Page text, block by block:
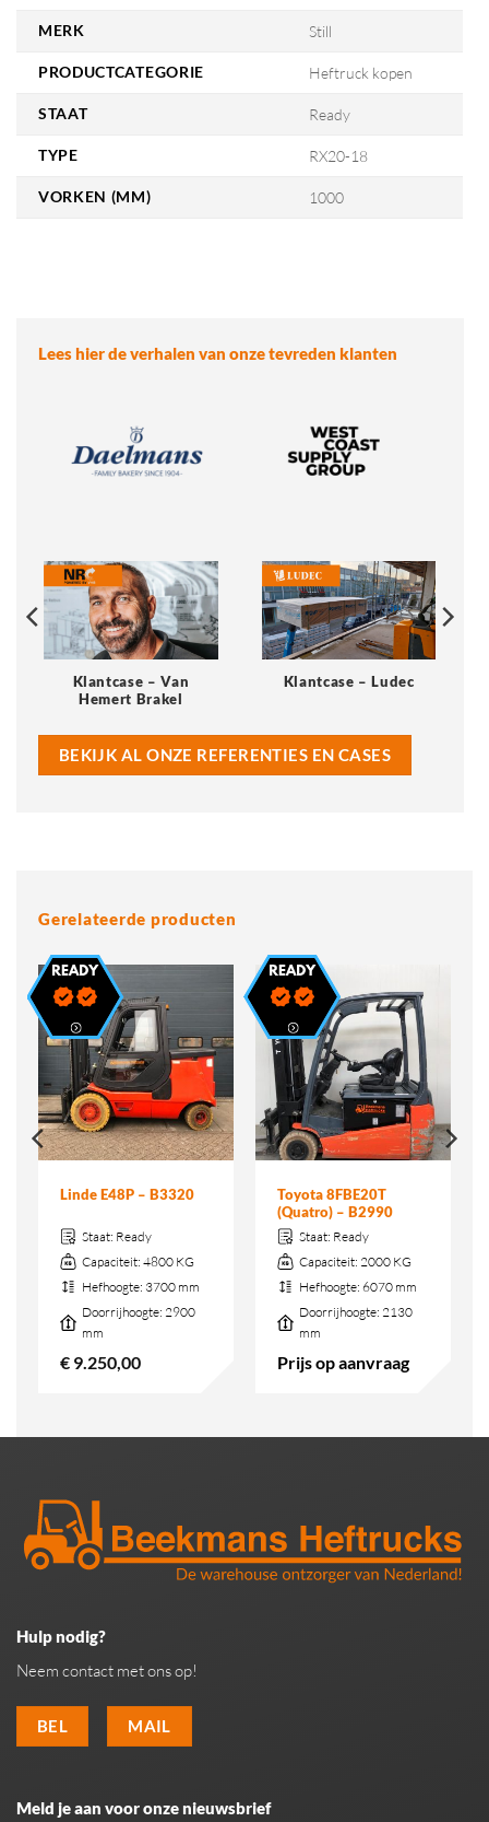
MERK Still
PRODUCTCATEGORIE Heftruck kopen
STAAT Ready
TYPE RX20-18
VORKEN (MM) 1000
Lees hier de verhalen van onze tevreden klanten
Klantcase – Van
Hemert Brakel
Klantcase – Ludec
BEKIJK AL ONZE REFERENTIES EN CASES
Gerelateerde producten
Linde E48P – B3320
Staat: Ready
Capaciteit: 4800 KG
Hefhoogte: 3700 mm
Doorrijhoogte: 2900
mm
€9.250,00
Toyota 8FBE20T
(Quatro) – B2990
Staat: Ready
Capaciteit: 2000 KG
Hefhoogte: 6070 mm
Doorrijhoogte: 2130
mm
Prijs op aanvraag
Hulp nodig?
Neem contact met ons op!
BEL MAIL
Meld je aan voor onze nieuwsbrief